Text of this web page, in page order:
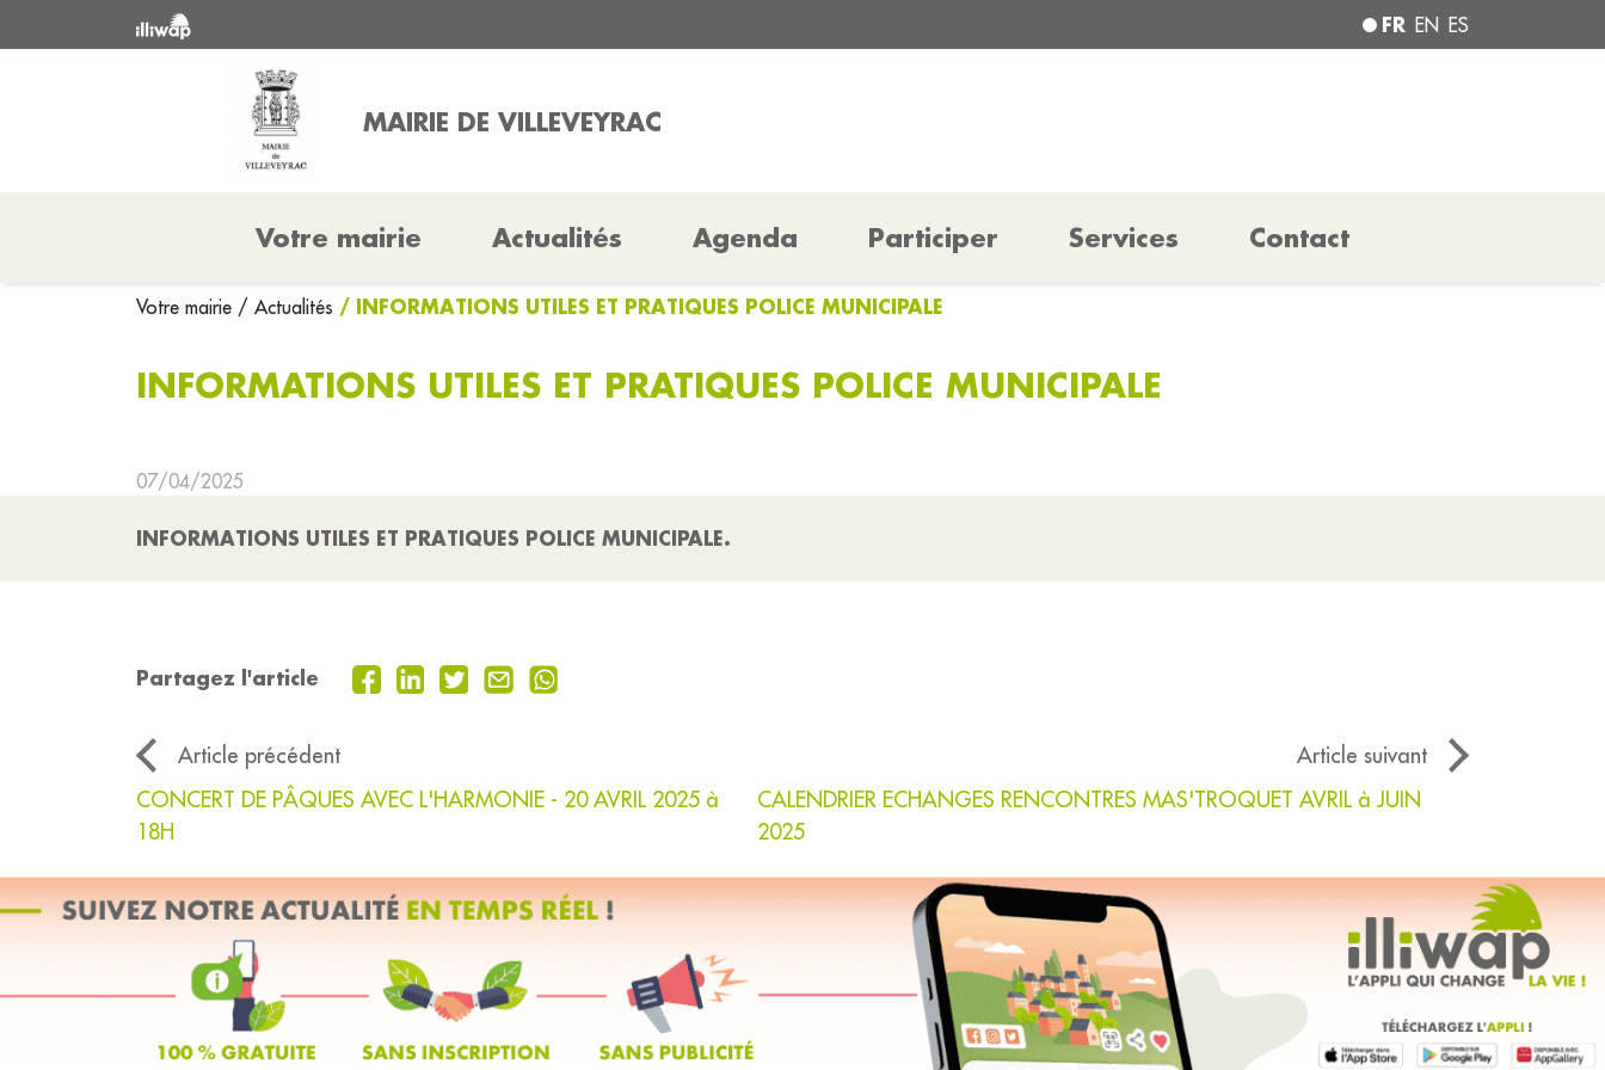
FR EN ES
MAIRIE DE VILLEVEYRAC
Votre mairie Actualités Agenda Participer Services Contact
Votre mairie / Actualités / INFORMATIONS UTILES ET PRATIQUES POLICE MUNICIPALE
INFORMATIONS UTILES ET PRATIQUES POLICE MUNICIPALE
07/04/2025
INFORMATIONS UTILES ET PRATIQUES POLICE MUNICIPALE.
Partagez l'article
Article précédent
Article suivant
CONCERT DE PÂQUES AVEC L'HARMONIE - 20 AVRIL 2025 à
18H
CALENDRIER ECHANGES RENCONTRES MAS'TROQUET AVRIL à JUIN
2025